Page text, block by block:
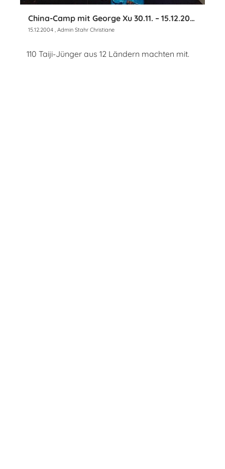
China-Camp mit George Xu 30.11. – 15.12.2004
15.12.2004 , Admin Stahr Christiane
110 Taiji-Jünger aus 12 Ländern machten mit.